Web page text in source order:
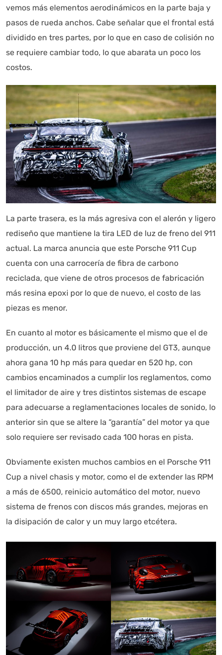
vemos más elementos aerodinámicos en la parte baja y
pasos de rueda anchos. Cabe señalar que el frontal está
dividido en tres partes, por lo que en caso de colisión no
se requiere cambiar todo, lo que abarata un poco los
costos.
La parte trasera, es la más agresiva con el alerón y ligero
rediseño que mantiene la tira LED de luz de freno del 911
actual. La marca anuncia que este Porsche 911 Cup
cuenta con una carrocería de fibra de carbono
reciclada, que viene de otros procesos de fabricación
más resina epoxi por lo que de nuevo, el costo de las
piezas es menor.
En cuanto al motor es básicamente el mismo que el de
producción, un 4.0 litros que proviene del GT3, aunque
ahora gana 10 hp más para quedar en 520 hp, con
cambios encaminados a cumplir los reglamentos, como
el limitador de aire y tres distintos sistemas de escape
para adecuarse a reglamentaciones locales de sonido, lo
anterior sin que se altere la “garantía” del motor ya que
solo requiere ser revisado cada 100 horas en pista.
Obviamente existen muchos cambios en el Porsche 911
Cup a nivel chasis y motor, como el de extender las RPM
a más de 6500, reinicio automático del motor, nuevo
sistema de frenos con discos más grandes, mejoras en
la disipación de calor y un muy largo etcétera.